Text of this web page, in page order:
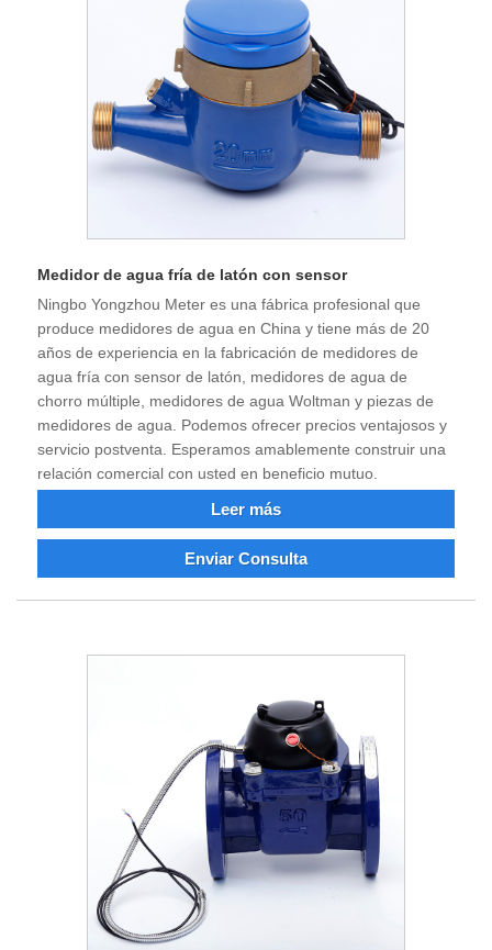
Medidor de agua fría de latón con sensor
Ningbo Yongzhou Meter es una fábrica profesional que
produce medidores de agua en China y tiene más de 20
años de experiencia en la fabricación de medidores de
agua fría con sensor de latón, medidores de agua de
chorro múltiple, medidores de agua Woltman y piezas de
medidores de agua. Podemos ofrecer precios ventajosos y
servicio postventa. Esperamos amablemente construir una
relación comercial con usted en beneficio mutuo.
Leer más
Enviar Consulta